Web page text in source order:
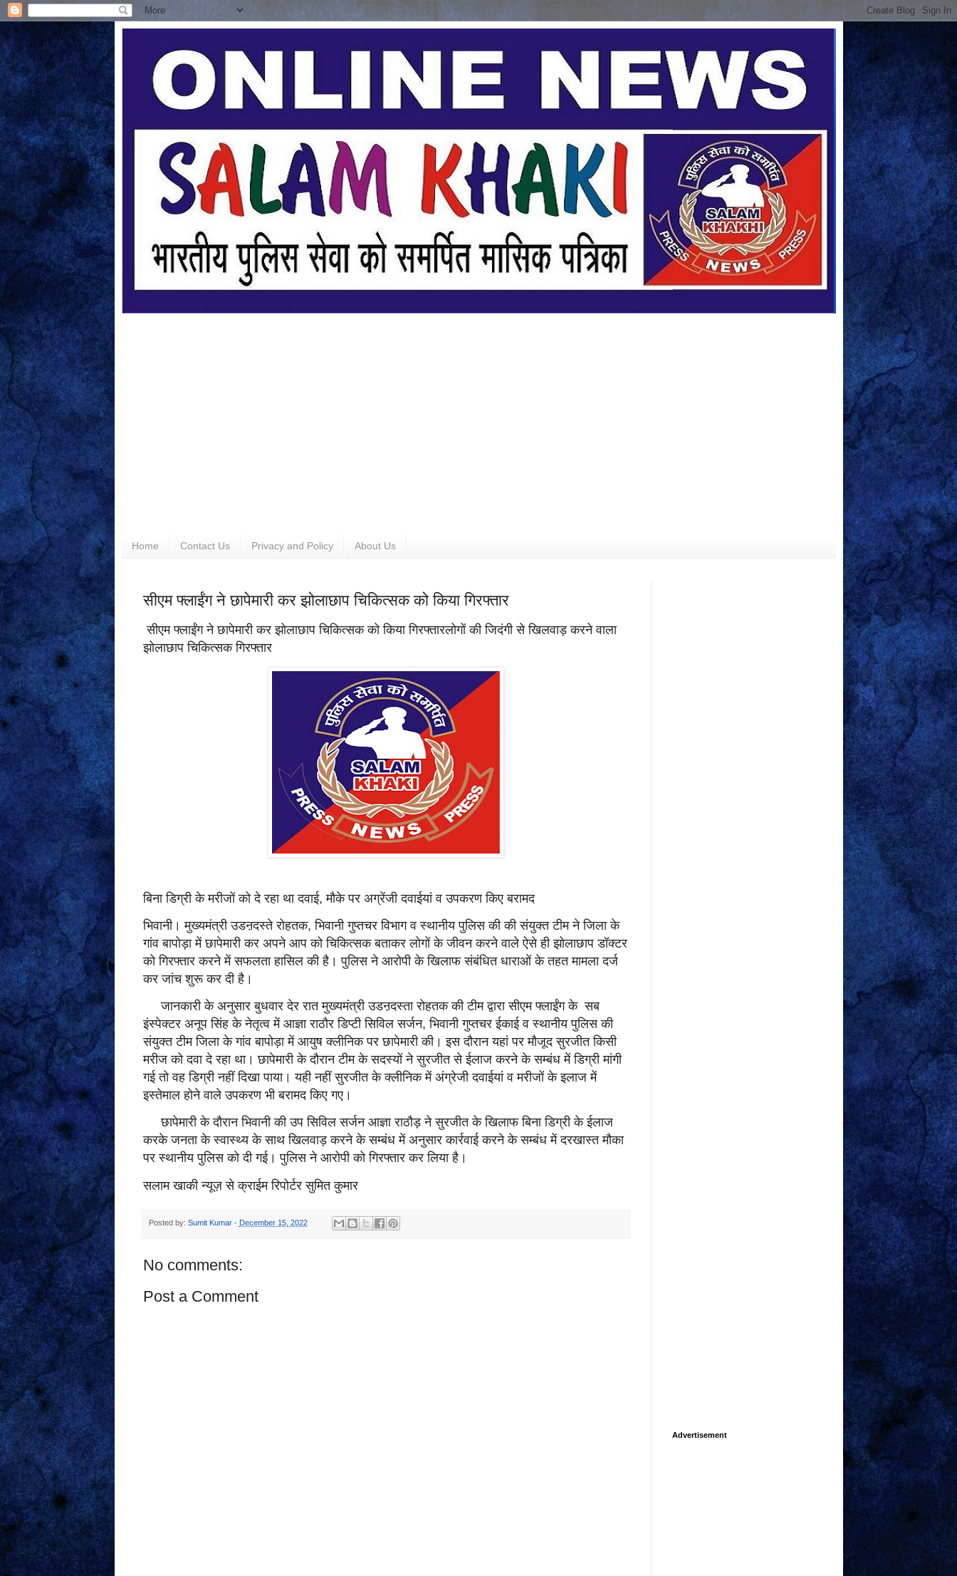
Home Contact Us Privacy and Policy About Us
सीएम फ्लाईंग ने छापेमारी कर झोलाछाप चिकित्सक को किया गिरफ्तार
सीएम फ्लाईंग ने छापेमारी कर झोलाछाप चिकित्सक को किया गिरफ्तारलोगों की जिदंगी से खिलवाड़ करने वाला
झोलाछाप चिकित्सक गिरफ्तार
बिना डिग्री के मरीजों को दे रहा था दवाई, मौके पर अग्रेंजी दवाईयां व उपकरण किए बरामद
भिवानी। मुख्यमंत्री उडऩदस्ते रोहतक, भिवानी गुप्तचर विभाग व स्थानीय पुलिस की की संयुक्त टीम ने जिला के
गांव बापोड़ा में छापेमारी कर अपने आप को चिकित्सक बताकर लोगों के जीवन करने वाले ऐसे ही झोलाछाप डॉक्टर
को गिरफ्तार करने में सफलता हासिल की है। पुलिस ने आरोपी के खिलाफ संबंधित धाराओं के तहत मामला दर्ज
कर जांच शुरू कर दी है।
जानकारी के अनुसार बुधवार देर रात मुख्यमंत्री उडऩदस्ता रोहतक की टीम द्वारा सीएम फ्लाईंग के सब
इंस्पेक्टर अनूप सिंह के नेतृत्व में आज्ञा राठौर डिप्टी सिविल सर्जन, भिवानी गुप्तचर ईकाई व स्थानीय पुलिस की
संयुक्त टीम जिला के गांव बापोड़ा में आयुष क्लीनिक पर छापेमारी की। इस दौरान यहां पर मौजूद सुरजीत किसी
मरीज को दवा दे रहा था। छापेमारी के दौरान टीम के सदस्यों ने सुरजीत से ईलाज करने के सम्बंध में डिग्री मांगी
गई तो वह डिग्री नहीं दिखा पाया। यही नहीं सुरजीत के क्लीनिक में अंग्रेजी दवाईयां व मरीजों के इलाज में
इस्तेमाल होने वाले उपकरण भी बरामद किए गए।
छापेमारी के दौरान भिवानी की उप सिविल सर्जन आज्ञा राठौड़ ने सुरजीत के खिलाफ बिना डिग्री के ईलाज
करके जनता के स्वास्थ्य के साथ खिलवाड़ करने के सम्बंध में अनुसार कार्रवाई करने के सम्बंध में दरखास्त मौका
पर स्थानीय पुलिस को दी गई। पुलिस ने आरोपी को गिरफ्तार कर लिया है।
सलाम खाकी न्यूज़ से क्राईम रिपोर्टर सुमित कुमार
Posted by: Sumit Kumar - December 15, 2022
No comments:
Post a Comment
Advertisement